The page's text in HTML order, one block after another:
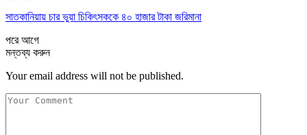
সাতকানিয়ায় চার ভুয়া চিকিৎসককে ৪০ হাজার টাকা জরিমানা
পরেআগে
মন্তব্য করুন
Your email address will not be published.